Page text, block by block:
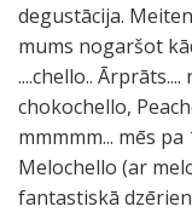
degustācija.
mums nogaršot
....chello..
chokochello,
mmmmm... mēs
Melochello (ar
fantastiskā